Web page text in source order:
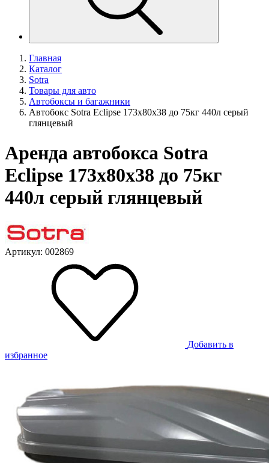
Главная
Каталог
Sotra
Товары для авто
Автобоксы и багажники
Автобокс Sotra Eclipse 173х80х38 до 75кг 440л серый
глянцевый
Аренда автобокса Sotra
Eclipse 173х80х38 до 75кг
440л серый глянцевый
Артикул: 002869
Добавить в
избранное